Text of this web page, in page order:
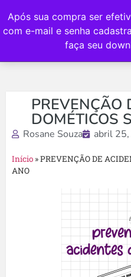
Após sua compra ser
com e-mail e senha
faça seu
PREVENÇÃO
DOMÉTICOS
Rosane Souza abril
Início »PREVENÇÃO DE
ANO